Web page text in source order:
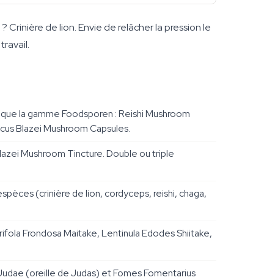
de lion. Envie de relâcher la pression le
la gamme Foodsporen : Reishi Mushroom
Blazei Mushroom Capsules.
Mushroom Tincture. Double ou triple
(crinière de lion, cordyceps, reishi, chaga,
Frondosa Maitake, Lentinula Edodes Shiitake,
(oreille de Judas) et Fomes Fomentarius